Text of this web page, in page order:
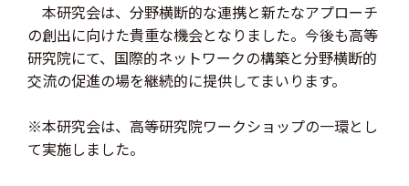
本研究会は、分野横断的な連携と新たなアプローチ
の創出に向けた貴重な機会となりました。今後も高等
研究院にて、国際的ネットワークの構築と分野横断的
交流の促進の場を継続的に提供してまいります。
※本研究会は、高等研究院ワークショップの一環とし
て実施しました。